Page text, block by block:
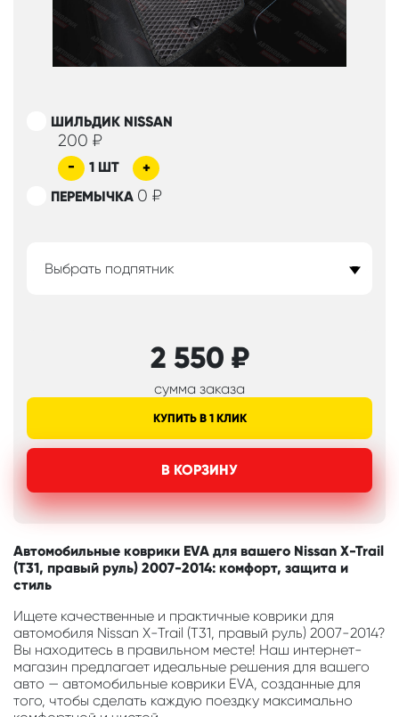
ШИЛЬДИК NISSAN
200 ₽
- 1 ШТ
+
ПЕРЕМЫЧКА 0 ₽
Выбрать подпятник
2 550 ₽
сумма заказа
КУПИТЬ В 1 КЛИК
В КОРЗИНУ
Автомобильные коврики EVA для вашего Nissan X-Trail
(T31, правый руль) 2007-2014: комфорт, защита и
стиль
Ищете качественные и практичные коврики для
автомобиля Nissan X-Trail (T31, правый руль) 2007-2014?
Вы находитесь в правильном месте! Наш интернет-
магазин предлагает идеальные решения для вашего
авто — автомобильные коврики EVA, созданные для
того, чтобы сделать каждую поездку максимально